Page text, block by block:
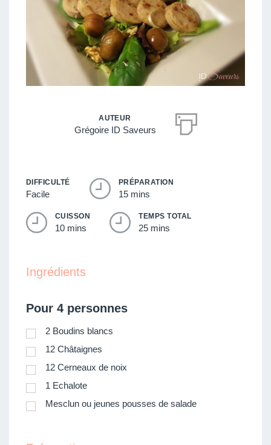
AUTEUR
Grégoire ID Saveurs
DIFFICULTÉ
Facile
PRÉPARATION
15 mins
CUISSON
10 mins
TEMPS TOTAL
25 mins
Ingrédients
Pour 4 personnes
2 Boudins blancs
12 Châtaignes
12 Cerneaux de noix
1 Echalote
Mesclun ou jeunes pousses de salade